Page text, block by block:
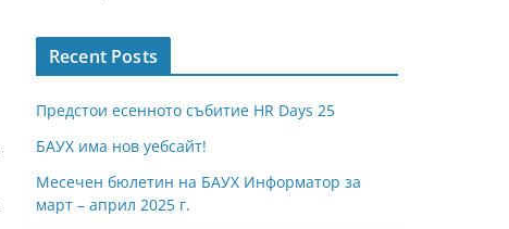
Recent Posts
Предстои есенното събитие HR Days 25
БАУХ има нов уебсайт!
Месечен бюлетин на БАУХ Информатор за
март – април 2025 г.